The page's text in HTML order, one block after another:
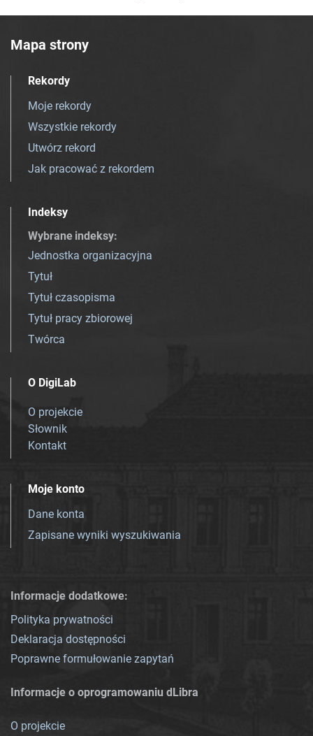
Mapa strony
Rekordy
Moje rekordy
Wszystkie rekordy
Utwórz rekord
Jak pracować z rekordem
Indeksy
Wybrane indeksy:
Jednostka organizacyjna
Tytuł
Tytuł czasopisma
Tytuł pracy zbiorowej
Twórca
O DigiLab
O projekcie
Słownik
Kontakt
Moje konto
Dane konta
Zapisane wyniki wyszukiwania
Informacje dodatkowe:
Polityka prywatności
Deklaracja dostępności
Poprawne formułowanie zapytań
Informacje o oprogramowaniu dLibra
O projekcie